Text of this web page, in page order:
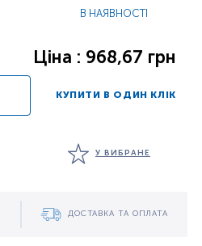
В НАЯВНОСТІ
Ціна : 968,67 грн
КУПИТИ В ОДИН КЛІК
У ВИБРАНЕ
ДОСТАВКА ТА ОПЛАТА